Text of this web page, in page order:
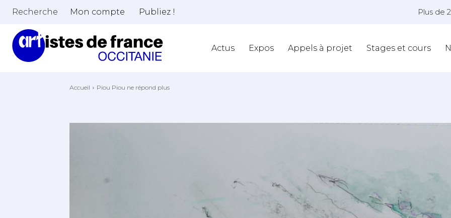
Recherche Mon compte Publiez ! Plus de
Actus Expos Appels à projet Stages et cours
Accueil Piou Piou ne répond plus